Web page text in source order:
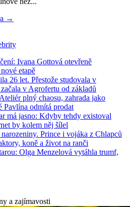
→
Ivana Gottová otevřeně
etapě
26 let. Přestože studovala v
v Agrofertu od základů
plný chaosu, zahrada jako
Pavlína odmítá prodat
má jasno: Kdyby tehdy existoval
by kolem něj šílel
Prince i vojáka z Chlapců
koně a život na ranči
Olga Menzelová vytáhla trumf,
a zajímavosti